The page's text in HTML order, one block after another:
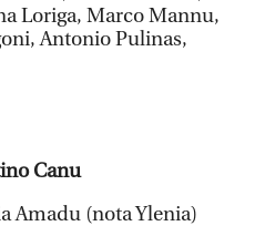
Loriga, Marco Mannu,
Antonio Pulinas,
Canu
Amadu (nota Ylenia)